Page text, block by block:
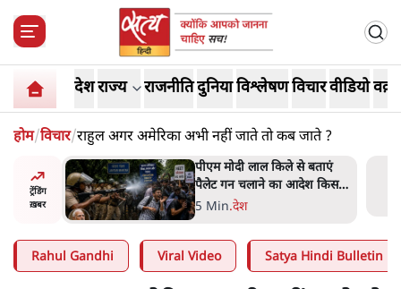
देशराज्य राजनीतिदुनियाविश्लेषणविचारवीडियो
होम/विचार/राहुल अगर अमेरिका अभी नहीं जाते तो कब जाते ?
ट्रेंडिंग
ख़बर
में जेन ज़ी
डेटा,
पीएम मोदी लाल किले से बताएं
पैलेट गन चलाने का आदेश किसका
था, जंतर मंतर हमाराः CJP
5 Min.देश
Rahul Gandhi Viral Video Satya Hindi Bulletin